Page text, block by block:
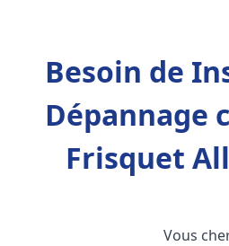
Besoin de
Dépannage
Frisquet
Vous